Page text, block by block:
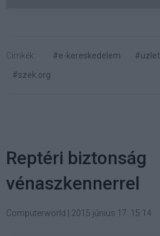
Címkék: #e-kereskedelem #üzlet
#szek.org
Reptéri biztonság
vénaszkennerrel
Computerworld 2015 június 17. 15:14